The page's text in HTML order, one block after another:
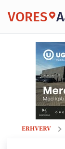
VORES
ERHVERV
Kaløvig